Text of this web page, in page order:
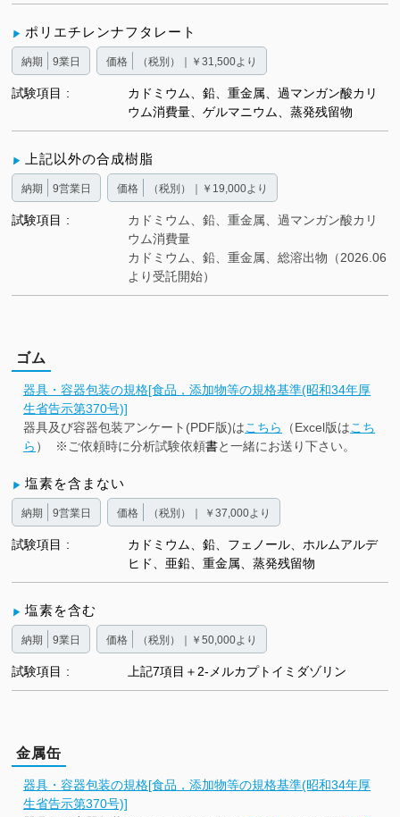
ポリエチレンナフタレート
納期 9業日 価格 （税別）｜￥31,500より
試験項目
カドミウム、鉛、重金属、過マンガン酸カリ
ウム消費量、ゲルマニウム、蒸発残留物
上記以外の合成樹脂
納期 9営業日 価格 （税別）｜￥19,000より
試験項目
カドミウム、鉛、重金属、過マンガン酸カリ
ウム消費量
カドミウム、鉛、重金属、総溶出物（2026.06
より受託開始）
ゴム
器具・容器包装の規格[食品，添加物等の規格基準(昭和34年厚
生省告示第370号)]
器具及び容器包装アンケート(PDF版)はこちら （Excel版はこち
ら ） ※ご依頼時に分析試験依頼書と一緒にお送り下さい。
塩素を含まない
納期 9営業日 価格 （税別）｜ ￥37,000より
試験項目
カドミウム、鉛、フェノール、ホルムアルデ
ヒド、亜鉛、重金属、蒸発残留物
塩素を含む
納期 9業日 価格 （税別）｜￥50,000より
試験項目 上記7項目＋2-メルカプトイミダゾリン
金属缶
器具・容器包装の規格[食品，添加物等の規格基準(昭和34年厚
生省告示第370号)]